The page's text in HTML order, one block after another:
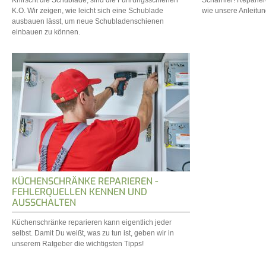
K.O. Wir zeigen, wie leicht sich eine Schublade
ausbauen lässt, um neue Schubladenschienen
einbauen zu können.
wie unsere
KÜCHENSCHRÄNKE REPARIEREN -
FEHLERQUELLEN KENNEN UND
AUSSCHALTEN
Küchenschränke reparieren kann eigentlich jeder
selbst. Damit Du weißt, was zu tun ist, geben wir in
unserem Ratgeber die wichtigsten Tipps!